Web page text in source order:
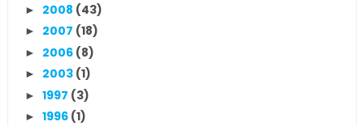
► 2008 (43)
► 2007 (18)
► 2006 (8)
► 2003 (1)
► 1997 (3)
► 1996 (1)